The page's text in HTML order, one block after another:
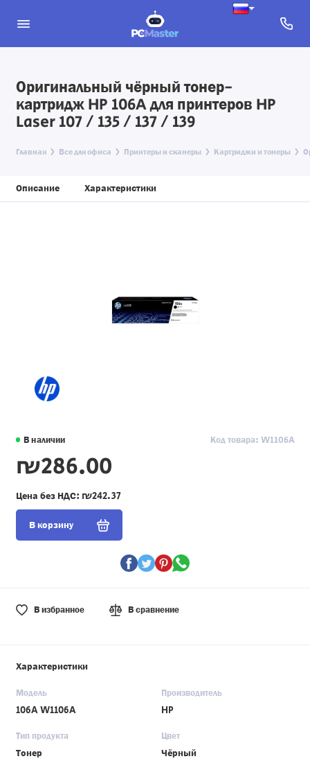
Оригинальный чёрный тонер-
картридж HP 106A для принтеров HP
Laser 107 / 135 / 137 / 139
Главная Все для офиса Принтеры и сканеры Картриджи и тонеры
Описание Характеристики
В наличии Код товара: W1106A
₪286.00
Цена без НДС: ₪242.37
В корзину
В избранное В сравнение
Характеристики
Модель
106A W1106A
Производитель
HP
Тип продукта
Тонер
Цвет
Чёрный